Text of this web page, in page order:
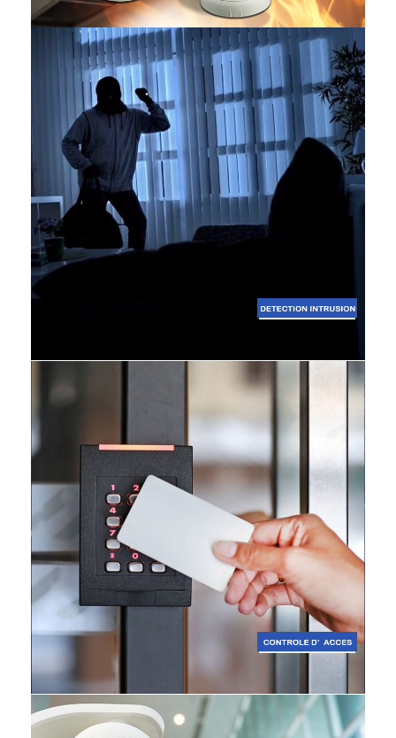
Sécurité Incendie
SÉCURITÉ ÉLECTRONIQUE
SÉCURITÉ ÉLECTRONIQUE
Contrôle d’accès
SÉCURITÉ ÉLECTRONIQUE